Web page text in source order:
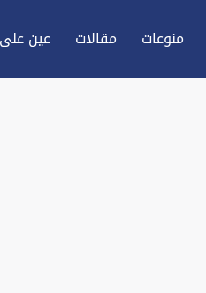
منوعات مقالات عين